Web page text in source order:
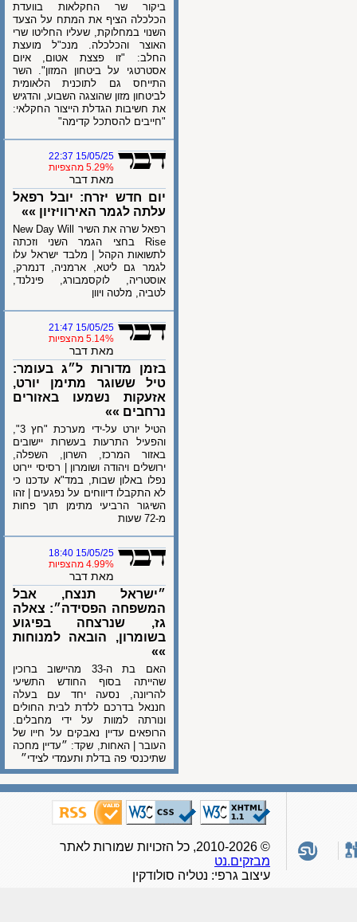
ביקור שר החקלאות בוועדת
הכלכלה הציף את המתח על הצעד
השנוי במחלוקת, שעליו החליטו שרי
האוצר והכלכלה. מנכ"ל מועצת
החלב: "זו פצצת אטום, איום
אסטרטגי על ביטחון המזון". השר
התייחס גם לתוכנית הלאומית
לביטחון מזון שהוצגה השבוע, והדגיש
את חשיבות הגדלת הייצור החקלאי:
"חייבים להסתכל קדימה"
15/05/25 22:37
5.29% מהצפיות
מאת דבר
יום חדש יזרח: יובל רפאל
עלתה לגמר האירוויזיון »»
רפאל שרה את השיר New Day Will
Rise בחצי הגמר השני וזכתה
לתשואות הקהל | מלבד ישראל עלו
לגמר גם ליטא, ארמניה, דנמרק,
אוסטריה, לוקסמבורג, פינלנד,
לטביה, מלטה ויוון
15/05/25 21:47
5.14% מהצפיות
מאת דבר
בזמן מדורות ל״ג בעומר:
טיל ששוגר מתימן יורט,
אזעקות נשמעו באזורים
נרחבים »»
הטיל יורט על-ידי מערכת "חץ 3",
והפעיל התרעות בעשרות יישובים
באזור המרכז, השרון, השפלה,
ירושלים ויהודה ושומרון | רסיסי יירוט
נפלו באלון שבות, במד"א עדכנו כי
לא התקבלו דיווחים על נפגעים | זהו
השיגור הרביעי מתימן תוך פחות
15/05/25 18:40
4.99% מהצפיות
מאת דבר
״ישראל תנצח, אבל
המשפחה הפסידה״: צאלה
גז, שנרצחה בפיגוע
בשומרון, הובאה למנוחות
האם בת ה-33 מהיישוב ברוכין
שהייתה בסוף החודש התשיעי
להריונה, נסעה יחד עם בעלה
חננאל בדרכם ללדת לבית החולים
ונורתה למוות על ידי מחבלים.
הרופאים עדיין נאבקים על חייו של
העובר | האחות, שקד: ״עדיין מחכה
שתיכנסי פה בדלת ותעמדי לצידי״
מבזקים.נט
עיצוב גרפי: נטליה סולודקין